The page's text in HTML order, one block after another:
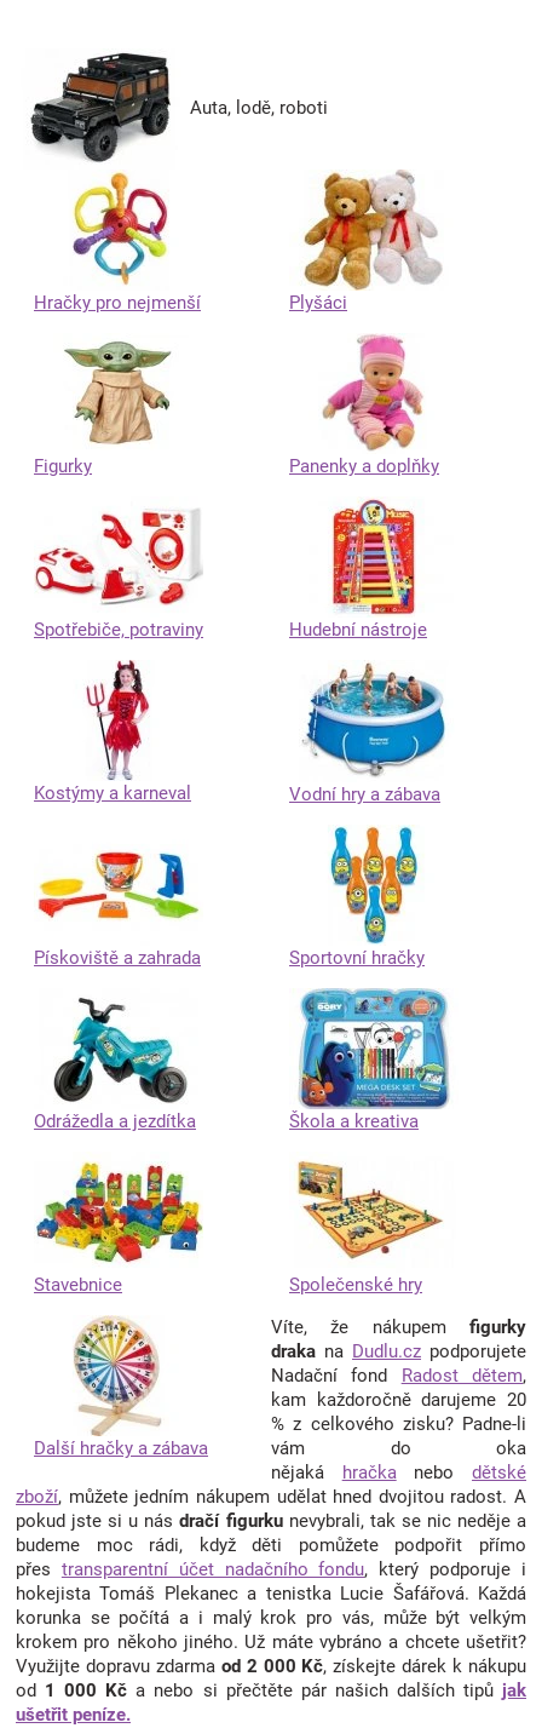
Auta, lodě, roboti
Hračky pro nejmenší Plyšáci
Figurky Panenky a doplňky
Spotřebiče, potraviny Hudební nástroje
Kostýmy a karneval Vodní hry a zábava
Pískoviště a zahrada Sportovní hračky
Odrážedla a jezdítka Škola a kreativa
Stavebnice Společenské hry
Další hračky a zábava
Víte, že nákupem figurky
draka na Dudlu.cz podporujete
Nadační fond Radost dětem,
kam každoročně darujeme 20
% z celkového zisku? Padne-li
vám do oka
nějaká hračkanebodětské
zboží, můžete jedním nákupem udělat hned dvojitou radost. A
pokud jste si u násdračí figurkunevybrali, tak se nic neděje a
budeme moc rádi, když děti pomůžete podpořit přímo
přes transparentní účet nadačního fondu, který podporuje i
hokejista Tomáš Plekanec a tenistka Lucie Šafářová. Každá
korunka se počítá a i malý krok pro vás, může být velkým
krokem pro někoho jiného. Už máte vybráno a chcete ušetřit?
Využijte dopravu zdarma od 2 000 Kč, získejte dárek k nákupu
od 1 000 Kč a nebo si přečtěte pár našich dalších tipů jak
ušetřit peníze.